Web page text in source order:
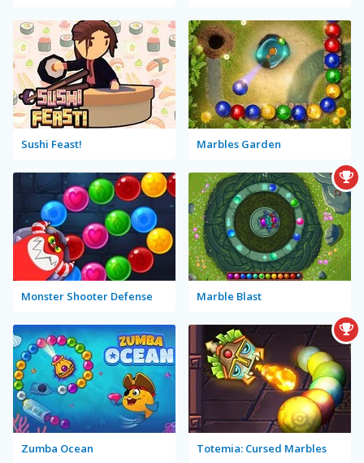
Sushi Feast! Marbles Garden
Monster Shooter Defense Marble Blast
Zumba Ocean Totemia: Cursed Marbles